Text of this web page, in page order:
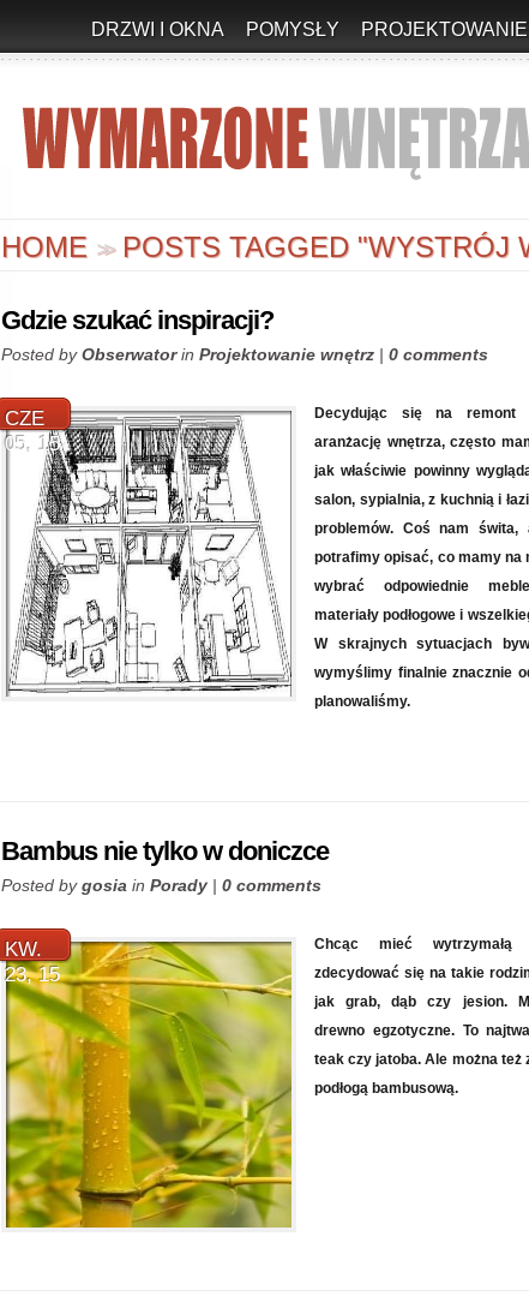
DRZWI I OKNA POMYSŁY
HOME >>POSTS TAGGED "WYSTRÓJ
Gdzie szukać inspiracji?
Posted byObserwatorin Projektowanie wnętrz | 0 comments
CZE
05, 15
Decydując się na remont
aranżację wnętrza, często
jak właściwie powinny
salon, sypialnia, z kuchnią i
problemów. Coś nam
potrafimy opisać, co mamy na
wybrać odpowiednie
materiały podłogowe i
W skrajnych sytuacjach
wymyślimy finalnie znacznie
planowaliśmy.
Bambus nie tylko w doniczce
Posted bygosia in Porady | 0 comments
KW.
23, 15
Chcąc mieć wytrzymałą
zdecydować się na takie
jak grab, dąb czy jesion.
drewno egzotyczne. To
teak czy jatoba. Ale można też
podłogą bambusową.